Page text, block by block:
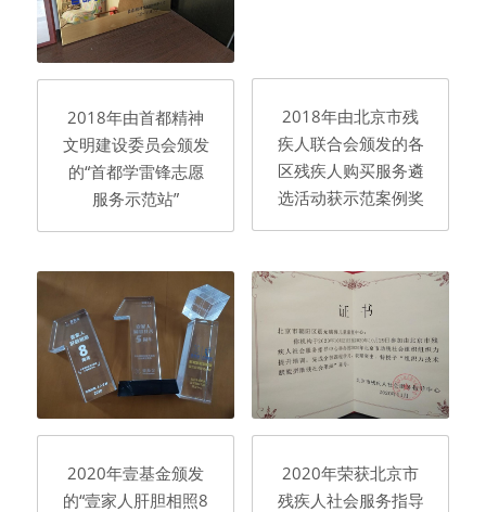
2018年由首都精神
文明建设委员会颁发
的“首都学雷锋志愿
服务示范站”
2018年由北京市残
疾人联合会颁发的各
区残疾人购买服务遴
选活动获示范案例奖
2020年壹基金颁发
的“壹家人肝胆相照8
2020年荣获北京市
残疾人社会服务指导